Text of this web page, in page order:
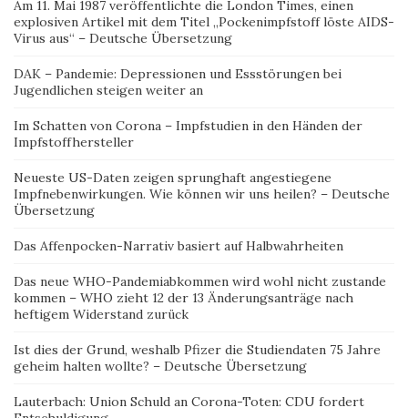
Am 11. Mai 1987 veröffentlichte die London Times, einen
explosiven Artikel mit dem Titel „Pockenimpfstoff löste AIDS-
Virus aus“ – Deutsche Übersetzung
DAK – Pandemie: Depressionen und Essstörungen bei
Jugendlichen steigen weiter an
Im Schatten von Corona – Impfstudien in den Händen der
Impfstoffhersteller
Neueste US-Daten zeigen sprunghaft angestiegene
Impfnebenwirkungen. Wie können wir uns heilen? – Deutsche
Übersetzung
Das Affenpocken-Narrativ basiert auf Halbwahrheiten
Das neue WHO-Pandemiabkommen wird wohl nicht zustande
kommen – WHO zieht 12 der 13 Änderungsanträge nach
heftigem Widerstand zurück
Ist dies der Grund, weshalb Pfizer die Studiendaten 75 Jahre
geheim halten wollte? – Deutsche Übersetzung
Lauterbach: Union Schuld an Corona-Toten: CDU fordert